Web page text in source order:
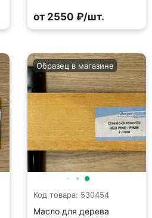
от 2550 ₽/шт.
Код товара: 530454
Масло для дерева
Образец в магазине